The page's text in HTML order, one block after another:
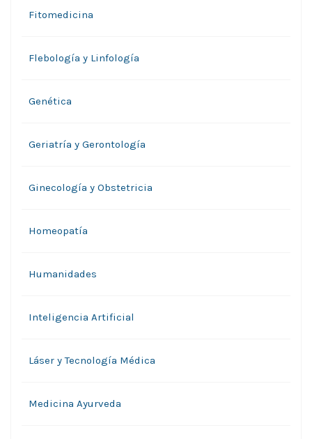
Fitomedicina
Flebología y Linfología
Genética
Geriatría y Gerontología
Ginecología y Obstetricia
Homeopatía
Humanidades
Inteligencia Artificial
Láser y Tecnología Médica
Medicina Ayurveda